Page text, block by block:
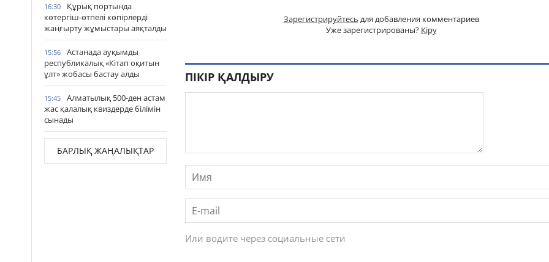
16:30
Құрық портында
көтергіш-өтпелі көпірлерді
жаңғырту жұмыстары аяқталды
15:56
Астанада ауқымды
республикалық «Кітап оқитын
ұлт» жобасы бастау алды
15:45
Алматылық 500-ден астам
жас қалалық квиздерде білімін
сынады
БАРЛЫҚ ЖАҢАЛЫҚТАР
Зарегистрируйтесь для добавления комментариев
Уже зарегистрированы? Кіру
ПІКІР ҚАЛДЫРУ
Или водите через социальные сети